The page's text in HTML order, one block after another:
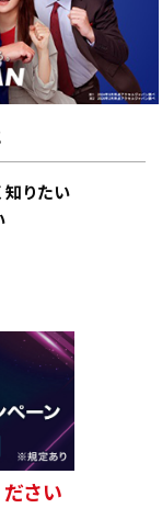
知りたい
さい